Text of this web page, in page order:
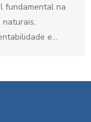
fundamental na
e